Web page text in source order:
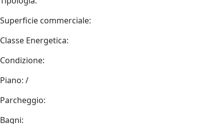
Superficie commerciale:
Classe Energetica:
Condizione:
Piano: /
Parcheggio:
Bagni: